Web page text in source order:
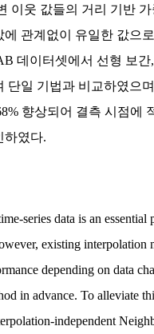
이웃 값들의 거리 기반
에 관계없이 유일한 값으
데이터셋에서 선형 보
단일 기법과 비교하였으
향상되어 결측 시점에
하였다.
series data is an essential
existing interpolation
depending on data
in advance. To alleviate
independent